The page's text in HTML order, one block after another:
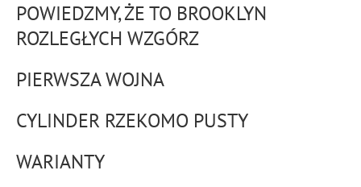
POWIEDZMY, ŻE TO BROOKLYN
ROZLEGŁYCH WZGÓRZ
PIERWSZA WOJNA
CYLINDER RZEKOMO PUSTY
WARIANTY